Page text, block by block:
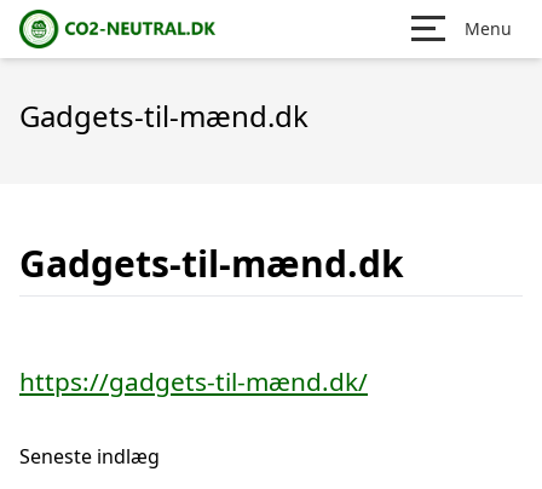
Menu
Gadgets-til-mænd.dk
Gadgets-til-mænd.dk
https://gadgets-til-mænd.dk/
Seneste indlæg